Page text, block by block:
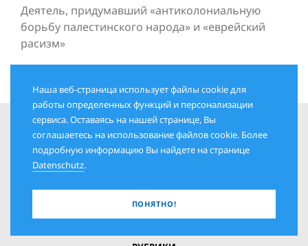
Деятель, придумавший «антиколониальную
борьбу палестинского народа» и «eвpeйский
расизм»
Наша веб-страница использует файлы cookie для
работы определенных функций и персонализации
сервиса. Оставаясь на нашей странице, Вы
соглашаетесь на использование файлов cookie. Более
подробную информацию Вы найдете на странице
Datenschutz.
ПОНЯТНО!